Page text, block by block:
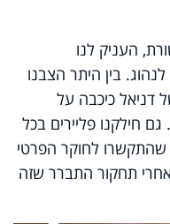
העניק לנו
בין היתר הצבנו
דניאל כיכבה על
חילקנו פליירים בכל
שהתקשרו לחוקר הפרטי
תחקור התברר שזה